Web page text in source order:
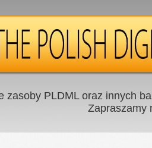
zasoby PLDML oraz innych
Zapraszamy